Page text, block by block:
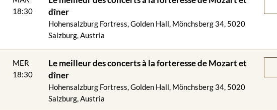
descente Festungsbahn
concert de la forteresse de Mozart
de menu réservés !
& CONCERT
18:30
dîner
Hohensalzburg Fortress, Golden Hall, Mönchsberg 34, 5020
Salzburg, Austria
MER
18:30
Le meilleur des concerts à la forteresse de Mozart et
dîner
Hohensalzburg Fortress, Golden Hall, Mönchsberg 34, 5020
Salzburg, Austria